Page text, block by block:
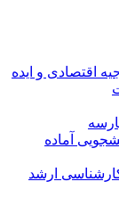
اقتصادی و ایده
آماده
ارشد